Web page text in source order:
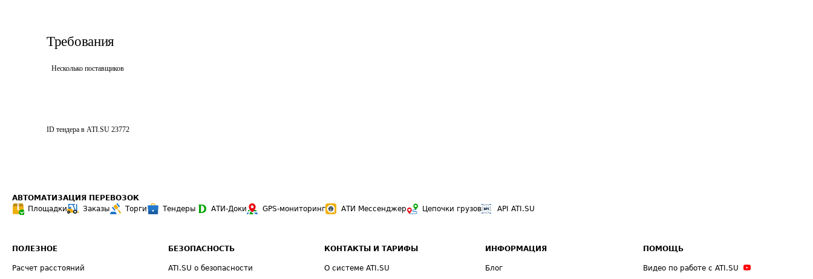
Требования
Несколько поставщиков
ID тендера в ATI.SU 23772
АВТОМАТИЗАЦИЯ ПЕРЕВОЗОК
Площадки
Заказы Торги Тендеры АТИ-Доки GPS-мониторинг АТИ Мессенджер Цепочки грузов API ATI.SU
ПОЛЕЗНОЕ
Расчет расстояний
БЕЗОПАСНОСТЬ
ATI.SU о безопасности
КОНТАКТЫ И ТАРИФЫ
О системе ATI.SU
ИНФОРМАЦИЯ
Блог
ПОМОЩЬ
Видео по работе с ATI.SU